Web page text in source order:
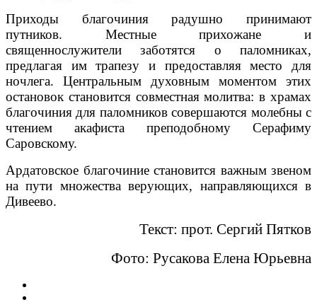
Приходы благочиния радушно принимают
путников. Местные прихожане и
священнослужители заботятся о паломниках,
предлагая им трапезу и предоставляя место для
ночлега. Центральным духовным моментом этих
остановок становится совместная молитва: в храмах
благочиния для паломников совершаются молебны с
чтением акафиста преподобному Серафиму
Саровскому.
Ардатовское благочиние становится важным звеном
на пути множества верующих, направляющихся в
Дивеево.
Текст: прот. Сергий Пятков
Фото: Русакова Елена Юрьевна